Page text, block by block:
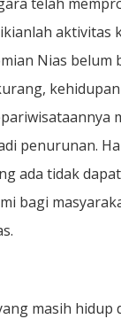
Nias
penurunan.
ada tidak
bagi
masih